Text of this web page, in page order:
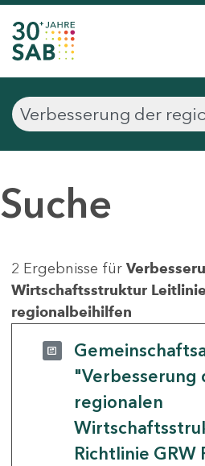
Suche
2 Ergebnisse für
Wirtschaftsstruktur
regionalbeihilfen
"Verbesserung
regionalen
Richtlinie GRW